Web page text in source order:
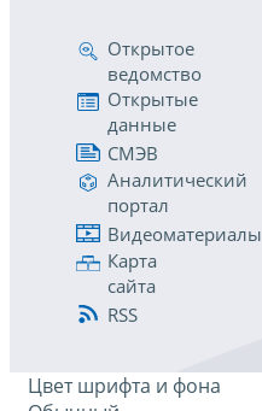
Открытое
ведомство
Открытые
данные
СМЭВ
Аналитический
портал
Видеоматериалы
Карта
сайта
RSS
Цвет шрифта и фона